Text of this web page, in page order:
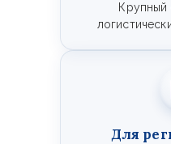
Крупный
Для